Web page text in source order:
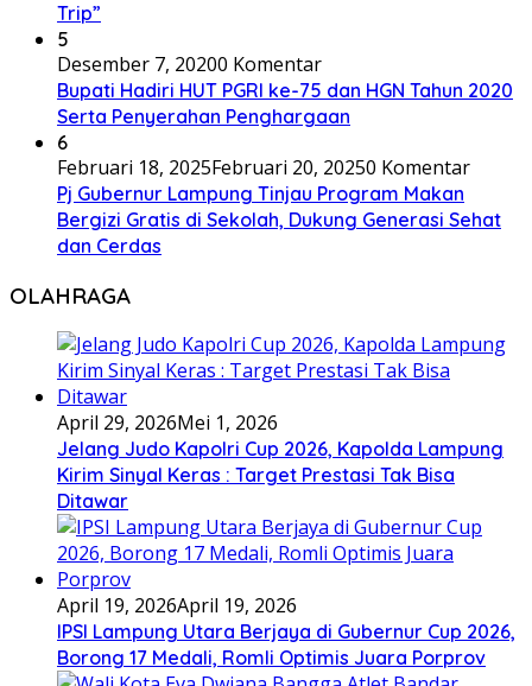
Trip”
5
Desember 7, 20200 Komentar
Bupati Hadiri HUT PGRI ke-75 dan HGN Tahun 2020
Serta Penyerahan Penghargaan
6
Februari 18, 2025Februari 20, 20250 Komentar
Pj Gubernur Lampung Tinjau Program Makan
Bergizi Gratis di Sekolah, Dukung Generasi Sehat
dan Cerdas
OLAHRAGA
April 29, 2026Mei 1, 2026
Jelang Judo Kapolri Cup 2026, Kapolda Lampung
Kirim Sinyal Keras : Target Prestasi Tak Bisa
Ditawar
April 19, 2026April 19, 2026
IPSI Lampung Utara Berjaya di Gubernur Cup 2026,
Borong 17 Medali, Romli Optimis Juara Porprov